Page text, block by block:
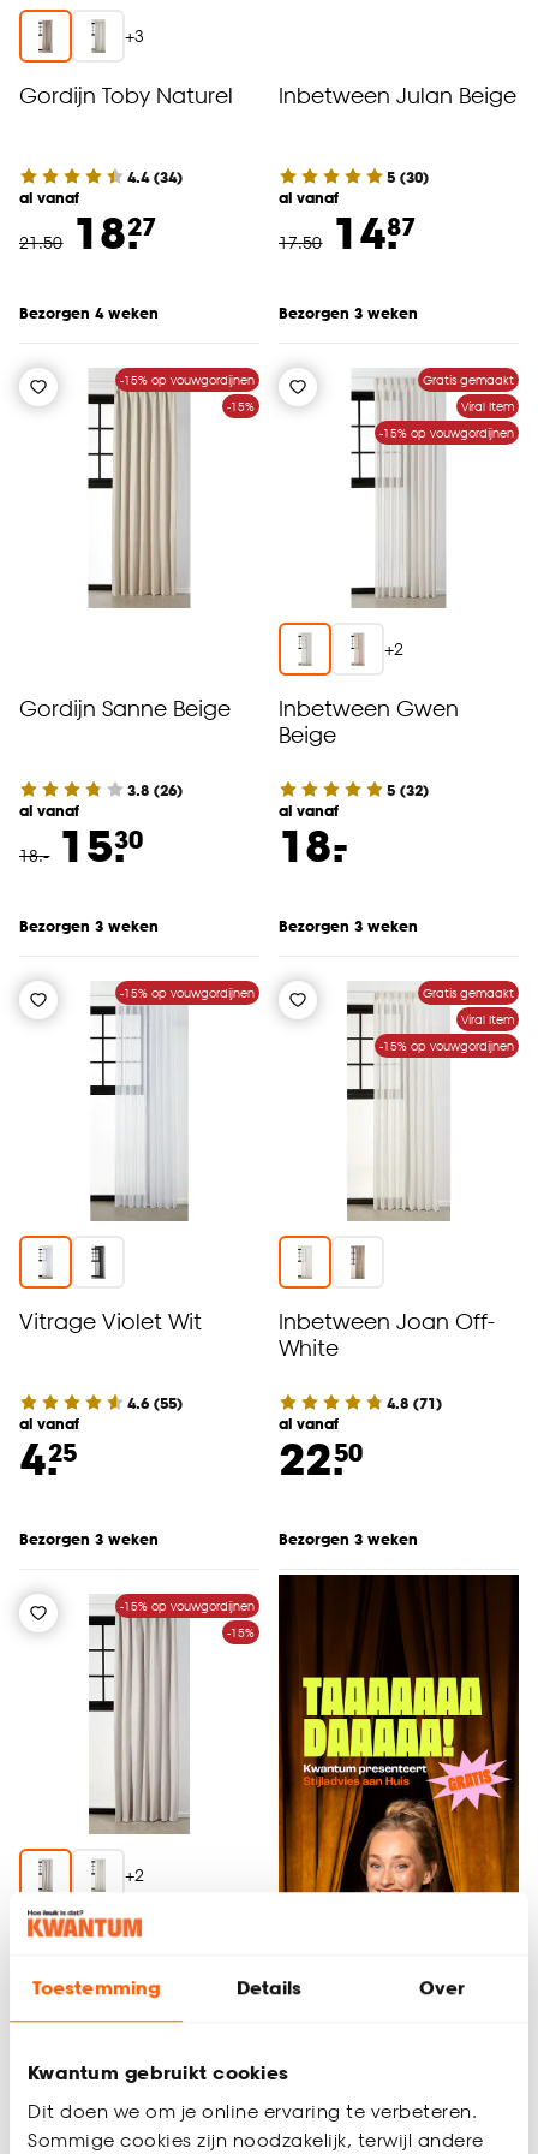
Toestemming Details Over
Kwantum gebruikt cookies
Dit doen we om je online ervaring te verbeteren.
Sommige cookies zijn noodzakelijk, terwijl andere
+3
Gordijn Toby Naturel
4.4(34)
al vanaf
21.50 18.27
Bezorgen 4 weken
Inbetween Julan Beige
5 (30)
al vanaf
17.50 14.87
Bezorgen 3 weken
-15% op vouwgordijnen
-15%
Gordijn Sanne Beige
3.8 (26)
al vanaf
18.- 15.30
Bezorgen 3 weken
Gratis gemaakt
Viral Item
-15% op vouwgordijnen
+2
Inbetween Gwen
Beige
5 (32)
al vanaf
18.
-
Bezorgen 3 weken
-15% op vouwgordijnen
Vitrage Violet Wit
4.6 (55)
al vanaf
4.25
Bezorgen 3 weken
Gratis gemaakt
Viral Item
-15% op vouwgordijnen
Inbetween Joan Off-
White
4.8 (71)
al vanaf
22.50
Bezorgen 3 weken
-15% op vouwgordijnen
-15%
+2
Gordijn David Beige
4.8(15)
21.50 18.27
Plan afspraak